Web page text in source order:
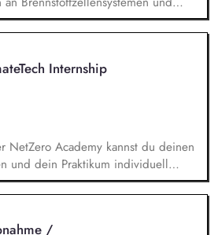
im Haus als auch beim Kunden
an
den technischen Anforderungen
Durchführung von
und Inspektionsarbeiten an
gemäß den Wartungsplänen.
in der sicheren Bedienung,
von Brennstoffzellensystemen.
Internship
NetZero Academy kannst du deinen
und dein Praktikum individuell
und Qualifikation bieten wir
Kund:innen
Verkaufsstrategien für neue
/